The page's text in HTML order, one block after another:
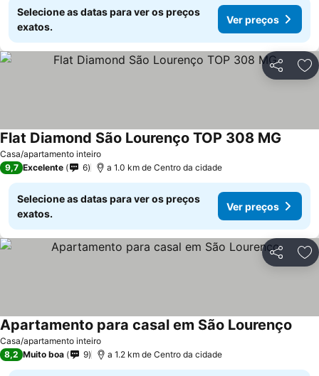
Selecione as datas para ver os preços
exatos.
Ver preços
Partilhar
Casa/apartamento inteiro
Flat Diamond São Lourenço TOP 308 MG
9,7 Excelente 6 a 1.0 km de Centro da cidade
Selecione as datas para ver os preços
exatos.
Ver preços
Partilhar
Casa/apartamento inteiro
Apartamento para casal em São Lourenço
8,2 Muito boa 9 a 1.2 km de Centro da cidade